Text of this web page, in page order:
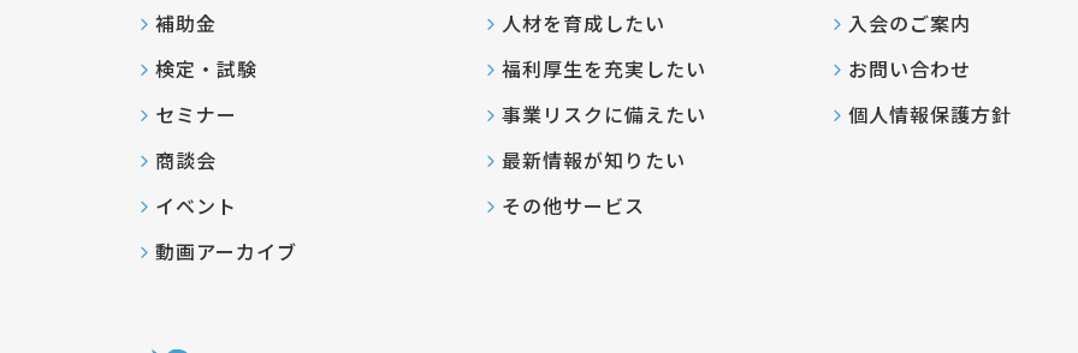
補助金
検定・試験
セミナー
商談会
イベント
動画アーカイブ
人材を育成したい
福利厚生を充実したい
事業リスクに備えたい
最新情報が知りたい
その他サービス
入会のご案内
お問い合わせ
個人情報保護方針